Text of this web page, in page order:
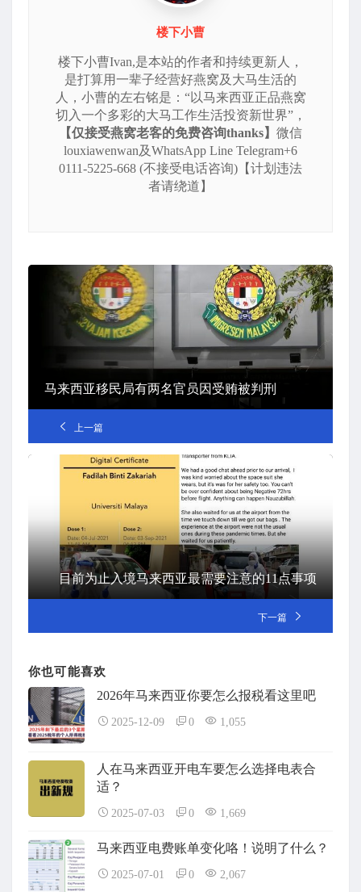
楼下小曹
楼下小曹Ivan,是本站的作者和持续更新人，
是打算用一辈子经营好燕窝及大马生活的
人，小曹的左右铭是：“以马来西亚正品燕窝
切入一个多彩的大马工作生活投资新世界”，
【仅接受燕窝老客的免费咨询thanks】 微信
louxiawenwan及WhatsApp Line Telegram+6
0111-5225-668 (不接受电话咨询)【计划违法
者请绕道】
马来西亚移民局有两名官员因受贿被判刑
上一篇
目前为止入境马来西亚最需要注意的11点事项
下一篇
你也可能喜欢
2026年马来西亚你要怎么报税看这里吧
2025-12-09 0 1,055
人在马来西亚开电车要怎么选择电表合
适？
2025-07-03 0 1,669
马来西亚电费账单变化咯！说明了什么？
2025-07-01 0 2,067